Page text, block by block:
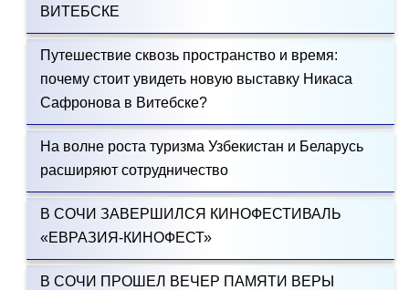
ВИТЕБСКЕ
Путешествие сквозь пространство и время:
почему стоит увидеть новую выставку Никаса
Сафронова в Витебске?
На волне роста туризма Узбекистан и Беларусь
расширяют сотрудничество
В СОЧИ ЗАВЕРШИЛСЯ КИНОФЕСТИВАЛЬ
«ЕВРАЗИЯ-КИНОФЕСТ»
В СОЧИ ПРОШЕЛ ВЕЧЕР ПАМЯТИ ВЕРЫ